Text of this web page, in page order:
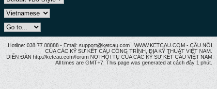
Hotline: 038.77 88888 - Email: support@ketcau.com | WWW.KETCAU.COM - CẦU NỐI
CỦA CÁC KỸ SƯ KẾT CẤU CÔNG TRÌNH, ĐỊA KỸ THUẬT VIỆT NAM.
DIỄN ĐÀN http://ketcau.com/forum NƠI HỘI TỤ CỦA CÁC KỸ SƯ KẾT CÂU VIỆT NAM
All times are GMT+7. This page was generated at cách đây 1 phút.